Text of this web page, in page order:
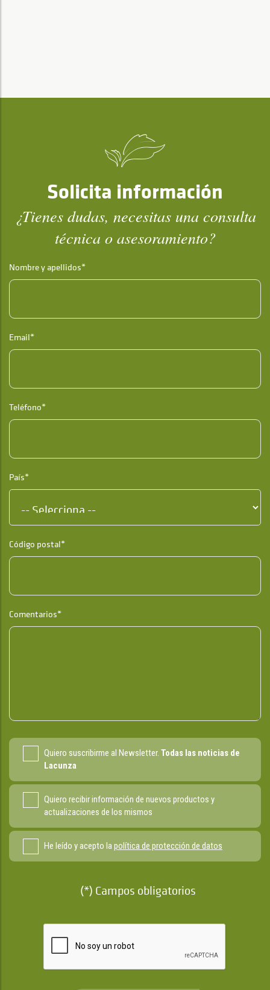
Solicita información
¿Tienes dudas, necesitas una consulta
técnica o asesoramiento?
Nombre y apellidos*
Email*
Teléfono*
País*
Código postal*
Comentarios*
Quiero suscribirme al Newsletter. Todas las noticias de
Lacunza
Quiero recibir información de nuevos productos y
actualizaciones de los mismos
He leído y acepto la política de protección de datos
(*) Campos obligatorios